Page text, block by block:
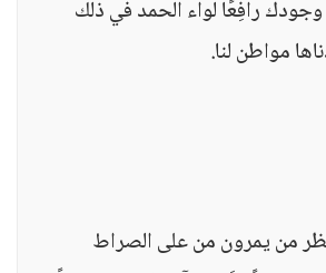
وجودك رافِعًا لواء الحمد في ذلك
مواطن لنا.
من يمرون من على الصراط